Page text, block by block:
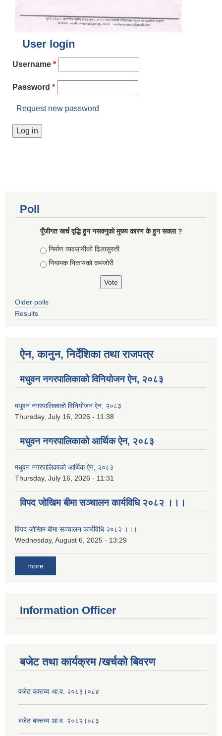
User login
Username *
Password *
Request new password
Poll
पूँजीगत खर्च वृद्धि हुन नसक्नुको मुख्य कारण के हुन सक्ला ?
Choices
निर्माण व्यवसायीको ढिलासुस्ती
नियामक निकायको कमजोरी
Older polls
Results
ऐन, कानुन, निर्देशिका तथा राजपत्र
मधुवन नगरपालिकाको विनियोजन ऐन, २०८३
मधुवन नगरपालिकाको विनियोजन ऐन, २०८३
Thursday, July 16, 2026 - 11:38
मधुवन नगरपालिकाको आर्थिक ऐन, २०८३
मधुवन नगरपालिकाको आर्थिक ऐन, २०८३
Thursday, July 16, 2026 - 11:31
विपद जोखिम बीमा सञ्चालन कार्यविधि २०८२ ।।।
विपद जोखिम बीमा सञ्चालन कार्यविधि २०८२ ।।।
Wednesday, August 6, 2025 - 13:29
more
Information Officer
बजेट तथा कार्यक्रम /खर्चको बिवरण
वजेट वक्तव्य आ.व. २०८३।०८४
बजेट बक्तव्य आ.व. २०८२।०८३